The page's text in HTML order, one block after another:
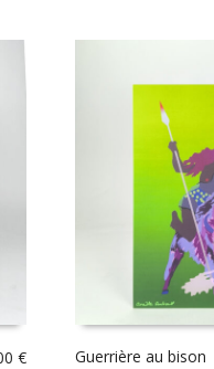
€ Guerrière au bison